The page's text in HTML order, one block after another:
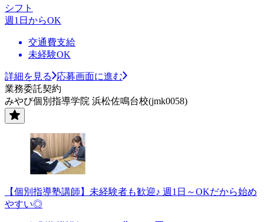
シフト
週1日からOK
交通費支給
未経験OK
詳細を見る
応募画面に進む
業務委託契約
みやび個別指導学院 浜松佐鳴台校(jmk0058)
【個別指導塾講師】未経験者も歓迎♪ 週1日～OKだから始め
やすい◎